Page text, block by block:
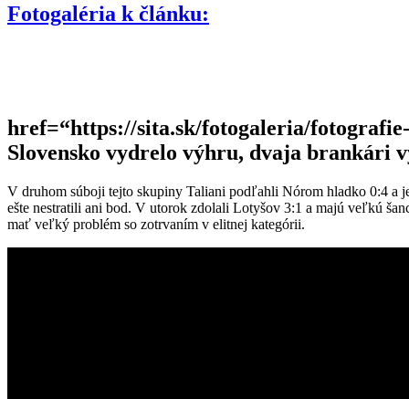
Fotogaléria k článku:
href=“https://sita.sk/fotogaleria/
Slovensko vydrelo výhru, dvaja brankári
V druhom súboji tejto skupiny Taliani podľahli Nórom hladko 0:4 a
ešte nestratili ani bod. V utorok zdolali Lotyšov 3:1 a majú veľkú
mať veľký problém so zotrvaním v elitnej kategórii.